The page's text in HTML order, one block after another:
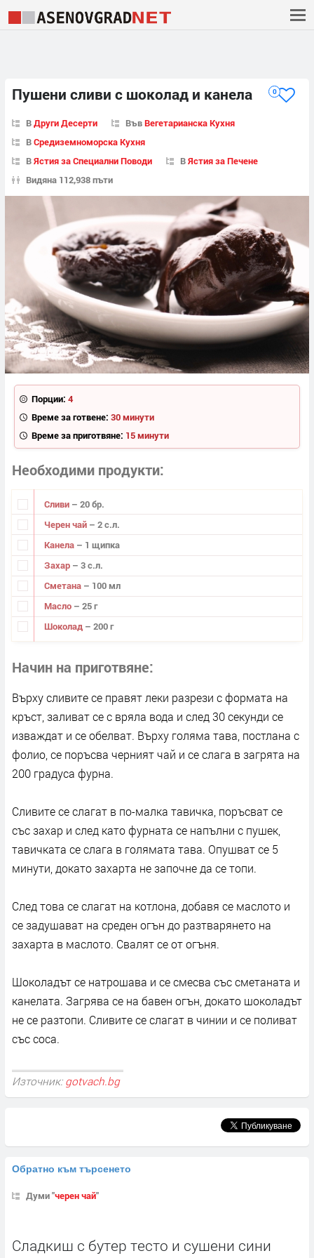
Пушени сливи с шоколад и канела 0
ВДруги Десерти ВъвВегетарианска Кухня
ВСредиземноморска Кухня
ВЯстия за Специални Поводи ВЯстия за Печене
Видяна 112,938 пъти
Порции: 4
Време за готвене: 30 минути
Време за приготвяне: 15 минути
Необходими продукти
Сливи – 20 бр.
Черен чай – 2 с.л.
Канела – 1 щипка
Захар – 3 с.л.
Сметана – 100 мл
Масло – 25 г
Шоколад – 200 г
Начин на приготвяне
Върху сливите се правят леки разрези с формата на
кръст, заливат се с вряла вода и след 30 секунди се
изваждат и се обелват. Върху голяма тава, постлана с
фолио, се поръсва черният чай и се слага в загрята на
200 градуса фурна.
Сливите се слагат в по-малка тавичка, поръсват се
със захар и след като фурната се напълни с пушек,
тавичката се слага в голямата тава. Опушват се 5
минути, докато захарта не започне да се топи.
След това се слагат на котлона, добавя се маслото и
се задушават на среден огън до разтварянето на
захарта в маслото. Свалят се от огъня.
Шоколадът се натрошава и се смесва със сметаната и
канелата. Загрява се на бавен огън, докато шоколадът
не се разтопи. Сливите се слагат в чинии и се поливат
със соса.
Източник: gotvach.bg
Обратно към търсенето
Думи "черен чай"
Сладкиш с бутер тесто и сушени сини